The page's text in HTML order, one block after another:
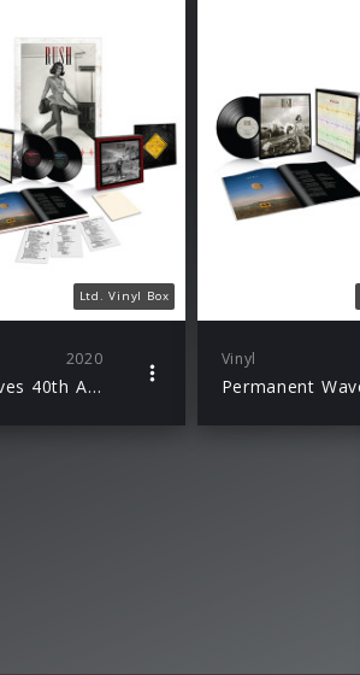
Ltd. Vinyl Box
2020
Permanent Waves 40th Anniversary Edition
Vinyl